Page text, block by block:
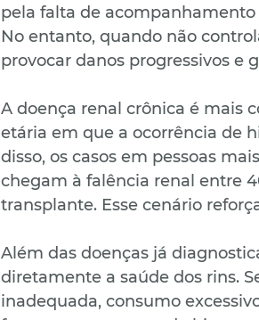
pela falta de
No entanto, quando não
provocar danos progressivos e
A doença renal crônica é mais
etária em que a ocorrência de
disso, os casos em pessoas
chegam à falência renal entre
transplante. Esse cenário
Além das doenças já
diretamente a saúde dos rins.
inadequada, consumo